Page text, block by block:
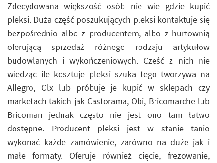
Zdecydowana większość osób nie wie gdzie kupić
pleksi. Duża część poszukujących pleksi kontaktuje się
bezpośrednio albo z producentem, albo z hurtownią
oferującą sprzedaż różnego rodzaju artykułów
budowlanych i wykończeniowych. Część z nich nie
wiedząc ile kosztuje pleksi szuka tego tworzywa na
Allegro, Olx lub próbuje je kupić w sklepach czy
marketach takich jak Castorama, Obi, Bricomarche lub
Bricoman jednak często nie jest ono tam łatwo
dostępne. Producent pleksi jest w stanie tanio
wykonać każde zamówienie, zarówno na duże jak i
małe formaty. Oferuje również cięcie, frezowanie,